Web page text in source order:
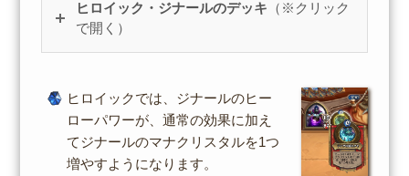
ヒロイック・ジナールのデッキ （※クリック
で開く）
ヒロイックでは、ジナールのヒー
ローパワーが、通常の効果に加え
てジナールのマナクリスタルを1つ
増やすようになります。